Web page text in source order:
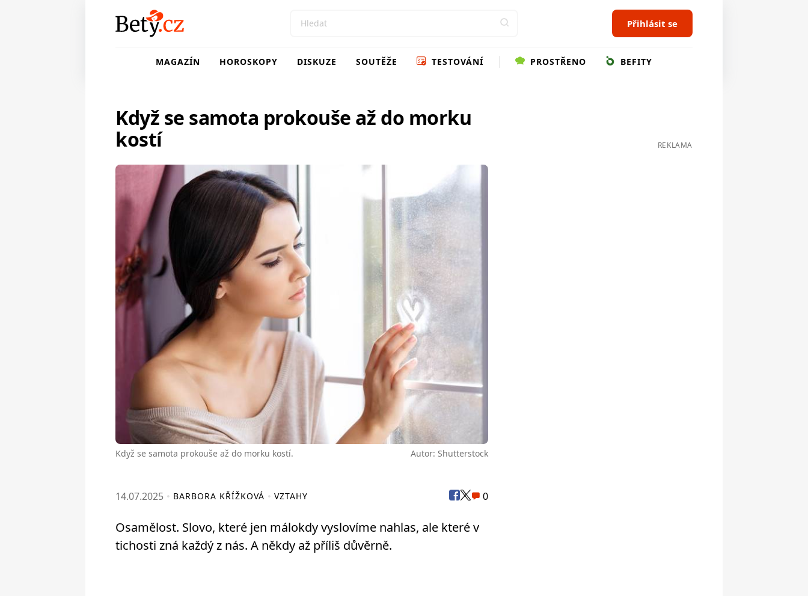
Přihlásit se
MAGAZÍN HOROSKOPY DISKUZE SOUTĚŽE TESTOVÁNÍ PROSTŘENO BEFITY
Když se samota prokouše až do morku
kostí
Když se samota prokouše až do morku kostí. Autor: Shutterstock
14.07.2025 BARBORA KŘÍŽKOVÁ VZTAHY 0
Osamělost. Slovo, které jen málokdy vyslovíme nahlas, ale které v
tichosti zná každý z nás. A někdy až příliš důvěrně.
REKLAMA